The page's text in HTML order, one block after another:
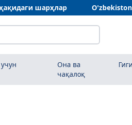
шарҳлар
Она ва
чақалоқ